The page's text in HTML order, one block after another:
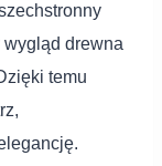
wygląd drewna
temu